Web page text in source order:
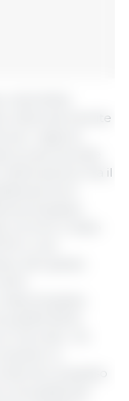
ottenuta tramite
regione,
proporzionale
pancia. Sia il
sono
di grasso.
è stato
e una
del grasso.
di grasso,
delle
mercato. Ciò
e
di grasso
di qualità per